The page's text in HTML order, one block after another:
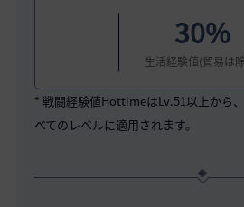
30%
生活経験値(貿易は
* 戦闘経験値HottimeはLv.51以上から
べてのレベルに適用されます。